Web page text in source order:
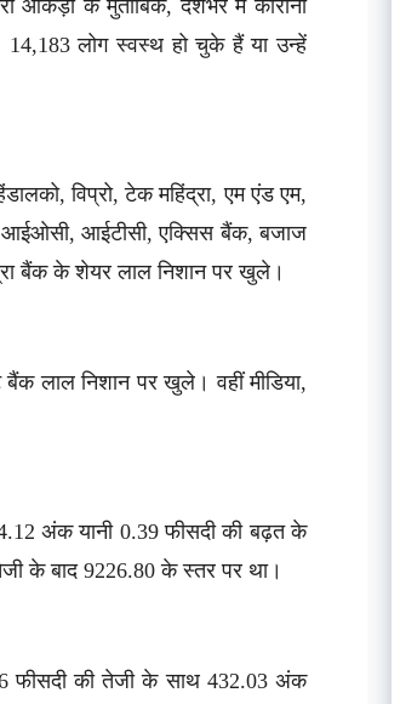
आंकड़ों के मुताबिक, देशभर में कोरोना
14,183 लोग स्वस्थ हो चुके हैं या उन्हें
विप्रो, टेक महिंद्रा, एम एंड एम,
आईओसी, आईटीसी, एक्सिस बैंक, बजाज
बैंक के शेयर लाल निशान पर खुले।
लाल निशान पर खुले। वहीं मीडिया,
अंक यानी 0.39 फीसदी की बढ़त के
के बाद 9226.80 के स्तर पर था।
फीसदी की तेजी के साथ 432.03 अंक